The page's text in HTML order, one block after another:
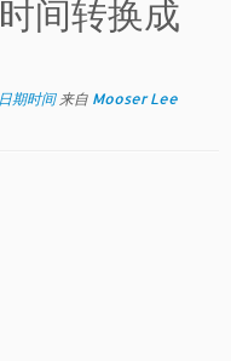
时间转换成
日期时间 来自 Mooser Lee